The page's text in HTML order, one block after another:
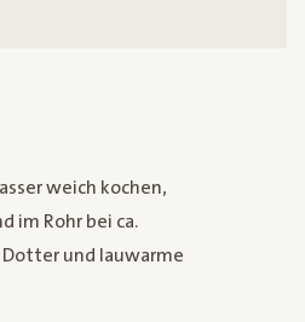
weich kochen,
im Rohr bei ca.
und lauwarme